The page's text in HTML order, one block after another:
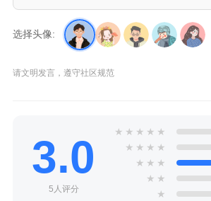
选择头像:
请文明发言，遵守社区规范
3.0
5人评分
★ ★ ★ ★ ★
★ ★ ★ ★
★ ★ ★
★ ★
★